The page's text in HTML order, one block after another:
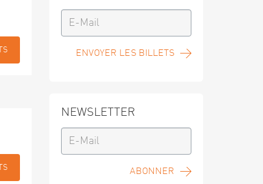
ENVOYER LES BILLETS
NEWSLETTER
ABONNER